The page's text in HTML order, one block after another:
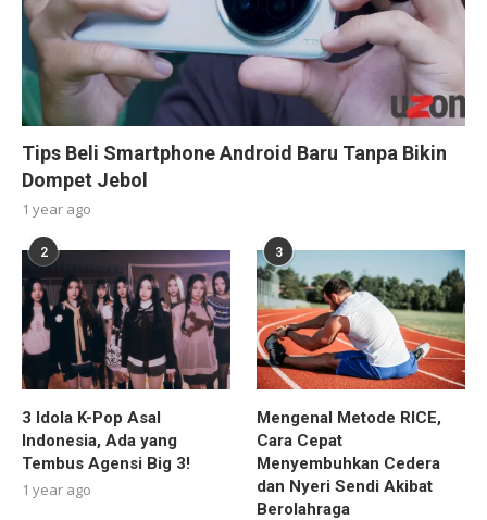
Tips Beli Smartphone Android Baru Tanpa Bikin
Dompet Jebol
1 year ago
2
3 Idola K-Pop Asal
Indonesia, Ada yang
Tembus Agensi Big 3!
1 year ago
3
Mengenal Metode RICE,
Cara Cepat
Menyembuhkan Cedera
dan Nyeri Sendi Akibat
Berolahraga